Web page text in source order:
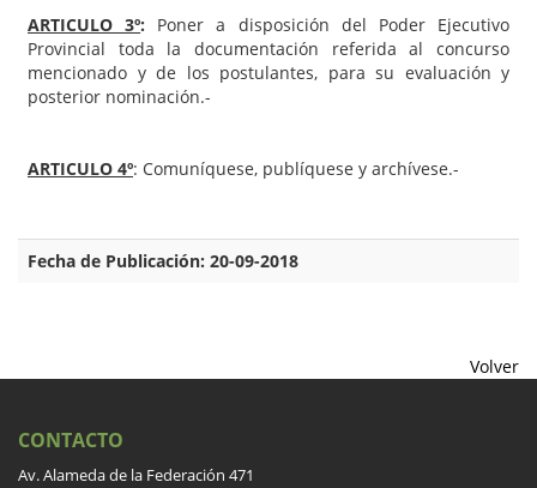
ARTICULO 3º: Poner a disposición del Poder Ejecutivo
Provincial toda la documentación referida al concurso
mencionado y de los postulantes, para su evaluación y
posterior nominación.-
ARTICULO 4º: Comuníquese, publíquese y archívese.-
Fecha de Publicación: 20-09-2018
Volver
CONTACTO
Av. Alameda de la Federación 471